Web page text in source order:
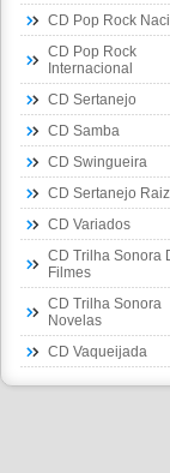
CD Pop Rock
CD Pop Rock
Internacional
CD Sertanejo
CD Samba
CD Swingueira
CD Sertanejo Raiz
CD Variados
CD Trilha Sonora
Filmes
CD Trilha Sonora
Novelas
CD Vaqueijada